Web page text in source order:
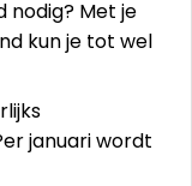
nodig? Met je
kun je tot wel
januari wordt